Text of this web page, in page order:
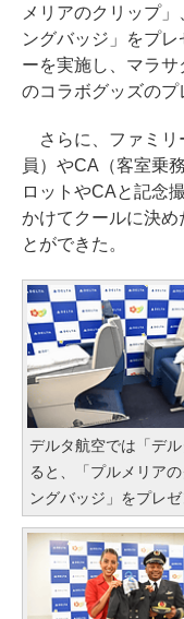
メリアのクリップ
ングバッジ」をプ
ーを実施し、マラ
のコラボグッズのプ
さらに、ファミリ
員）やCA（客室乗
ロットやCAと記念
かけてクールに決め
とができた。
デルタ航空では「デ
ると、「プルメリア
ングバッジ」をプレゼ